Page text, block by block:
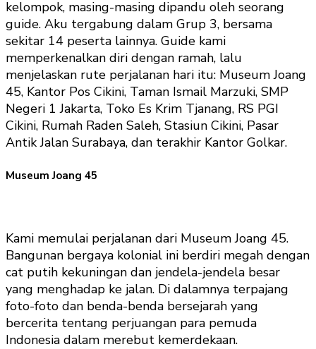
kelompok, masing-masing dipandu oleh seorang
guide. Aku tergabung dalam Grup 3, bersama
sekitar 14 peserta lainnya. Guide kami
memperkenalkan diri dengan ramah, lalu
menjelaskan rute perjalanan hari itu: Museum Joang
45, Kantor Pos Cikini, Taman Ismail Marzuki, SMP
Negeri 1 Jakarta, Toko Es Krim Tjanang, RS PGI
Cikini, Rumah Raden Saleh, Stasiun Cikini, Pasar
Antik Jalan Surabaya, dan terakhir Kantor Golkar.
Museum Joang 45
Kami memulai perjalanan dari Museum Joang 45.
Bangunan bergaya kolonial ini berdiri megah dengan
cat putih kekuningan dan jendela-jendela besar
yang menghadap ke jalan. Di dalamnya terpajang
foto-foto dan benda-benda bersejarah yang
bercerita tentang perjuangan para pemuda
Indonesia dalam merebut kemerdekaan.